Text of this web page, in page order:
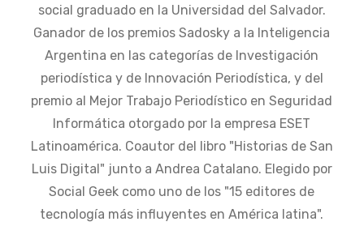
social graduado en la Universidad del Salvador.
Ganador de los premios Sadosky a la Inteligencia
Argentina en las categorías de Investigación
periodística y de Innovación Periodística, y del
premio al Mejor Trabajo Periodístico en Seguridad
Informática otorgado por la empresa ESET
Latinoamérica. Coautor del libro "Historias de San
Luis Digital" junto a Andrea Catalano. Elegido por
Social Geek como uno de los "15 editores de
tecnología más influyentes en América latina".